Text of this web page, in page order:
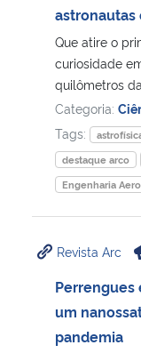
Ministério de Minas e
Ministério da Ciência,
Ministério do Meio
Ministério do Turismo
Controladoria-Geral da
Ministério da Mulher, da
astronautas
Que atire o
curiosidade
quilômetros
Categoria:
Tags:
destaque arco
Engenharia
Revista Arc
Perrengues
um
pandemia